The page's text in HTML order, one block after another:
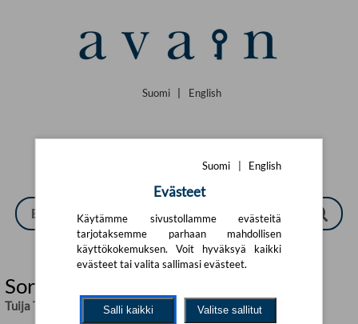
Suomi English
Sormus (selkokirja)
Tuija Takala
Suomi English
Evästeet
Käytämme sivustollamme evästeitä
tarjotaksemme parhaan mahdollisen
käyttökokemuksen. Voit hyväksyä kaikki
evästeet tai valita sallimasi evästeet.
Salli kaikki Valitse sallitut